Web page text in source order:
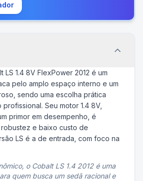
LS 1.4 8V FlexPower 2012 é um
pelo amplo espaço interno e um
sendo uma escolha prática
Seu motor 1.4 8V,
primor em desempenho, é
e baixo custo de
LS é a de entrada, com foco na
o Cobalt LS 1.4 2012 é uma
quem busca um sedã racional e